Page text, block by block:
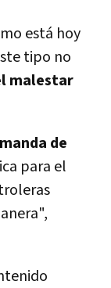
está hoy
tipo no
malestar
de
para el